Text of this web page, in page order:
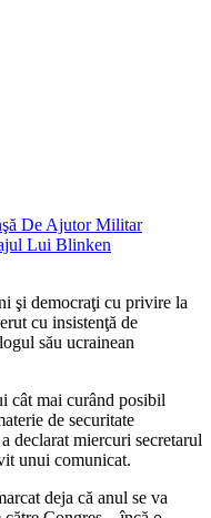
şi democraţi cu privire la
cu insistenţă de
său ucrainean
cât mai curând posibil
de securitate
declarat miercuri secretarul
unui comunicat.
deja că anul se va